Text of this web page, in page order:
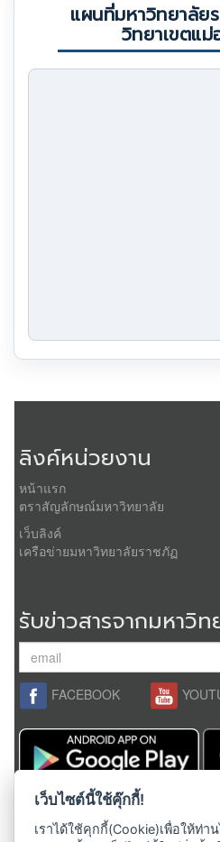
แผนที่มหาวิทยาลัย
วิทยาเขตแ
ลิงค์หน่วยงาน
หน้าแรก
ตราสัญลักษณ์มหาวิทยาลัย
เว็บลิงค์
เครือข่ายมหาวิทยาลัยราชภัฏ
รับข่าวสารจากมหาวิท
FACEBOOK
สงวนลิขสิทธิ์ 2558,
admin@cmru.ac.th
เว็บไซต์นี้ใช้คุ๊กกี้!
เราได้ใช้คุกกี้(Cookie)เพื่อให้ท่